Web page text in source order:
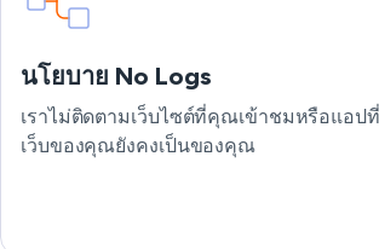
นโยบาย No Logs
เราไม่ติดตามเว็บไซต์ที่คุณเข้าชมหรือแอป
เว็บของคุณยังคงเป็นของคุณ